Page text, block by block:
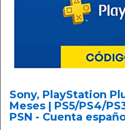
Sony, PlayStation
Meses | PS5/PS4/
PSN - Cuenta